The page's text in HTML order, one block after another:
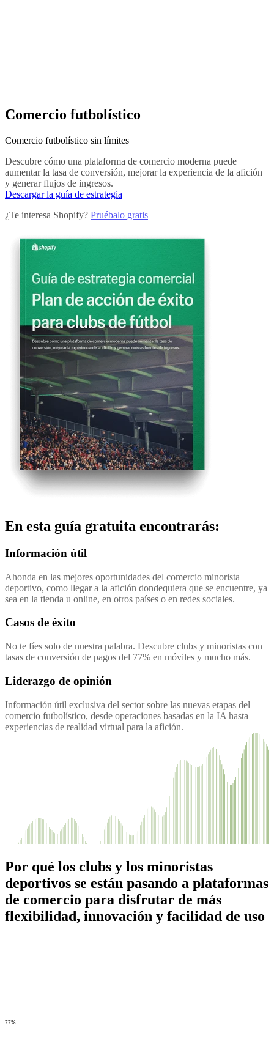
Comercio futbolístico
Comercio futbolístico sin límites
Descubre cómo una plataforma de comercio moderna puede
aumentar la tasa de conversión, mejorar la experiencia de la afición
y generar flujos de ingresos.
Descargar la guía de estrategia
¿Te interesa Shopify? Pruébalo gratis
En esta guía gratuita encontrarás:
Información útil
Ahonda en las mejores oportunidades del comercio minorista
deportivo, como llegar a la afición dondequiera que se encuentre, ya
sea en la tienda u online, en otros países o en redes sociales.
Casos de éxito
No te fíes solo de nuestra palabra. Descubre clubs y minoristas con
tasas de conversión de pagos del 77% en móviles y mucho más.
Liderazgo de opinión
Información útil exclusiva del sector sobre las nuevas etapas del
comercio futbolístico, desde operaciones basadas en la IA hasta
experiencias de realidad virtual para la afición.
Por qué los clubs y los minoristas
deportivos se están pasando a plataformas
de comercio para disfrutar de más
flexibilidad, innovación y facilidad de uso
77%